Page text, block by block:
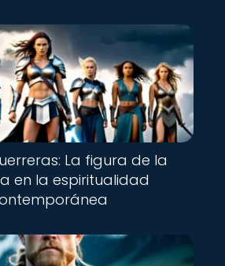
La figura de la
en la espiritualidad